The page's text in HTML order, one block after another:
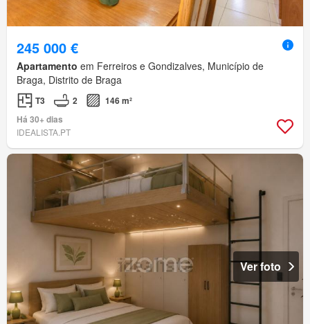
245 000 €
Apartamento em Ferreiros e Gondizalves, Município de
Braga, Distrito de Braga
T3 2
146 m²
Há 30+ dias
IDEALISTA.PT
Ver foto